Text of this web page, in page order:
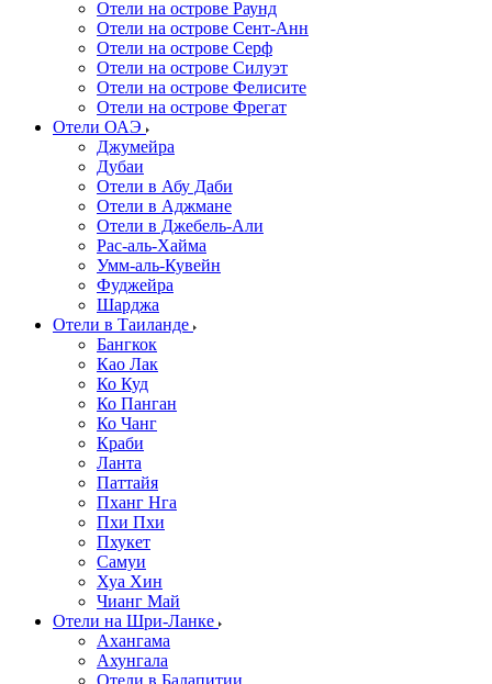
Отели на острове Раунд
Отели на острове Сент-Анн
Отели на острове Серф
Отели на острове Силуэт
Отели на острове Фелисите
Отели на острове Фрегат
Отели ОАЭ
Джумейра
Дубаи
Отели в Абу Даби
Отели в Аджмане
Отели в Джебель-Али
Рас-аль-Хайма
Умм-аль-Кувейн
Фуджейра
Шарджа
Отели в Таиланде
Бангкок
Као Лак
Ко Куд
Ко Панган
Ко Чанг
Краби
Ланта
Паттайя
Пханг Нга
Пхи Пхи
Пхукет
Самуи
Хуа Хин
Чианг Май
Отели на Шри-Ланке
Ахангама
Ахунгала
Отели в Балапитии